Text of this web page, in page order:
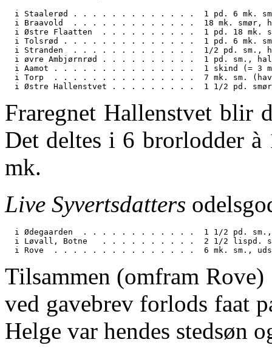
i Staalerød . . . . . . . . . . . . .  1 pd. 6 mk.
i Braavold  . . . . . . . . . . . . .  18 mk. smør,
i Østre Flaatten  . . . . . . . . . .  1 pd. 18 mk.
i Tolsrød . . . . . . . . . . . . . .  1 pd. 6 mk.
i Stranden  . . . . . . . . . . . . .  1/2 pd. sm.,
i øvre Ambjørnrød . . . . . . . . . .  1 pd. sm.,
i Aamot . . . . . . . . . . . . . . .  1 skind (= 3
i Torp  . . . . . . . . . . . . . . .  7 mk. sm.
Fraregnet Hallenstvet blir
Det deltes i 6 brorlodder à
mk.
Live Syvertsdatters
i Ødegaarden  . . . . . . . . . . . .  1 1/2 pd.
i Løvall, Botne   . . . . . . . . . .  2 1/2 lispd.
Tilsammen (omfram
ved gavebrev forlods faat
Helge var hendes stedsøn